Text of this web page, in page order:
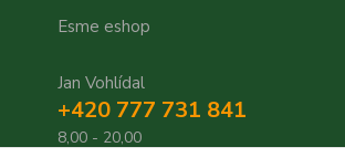
Esme eshop
Jan Vohlídal
+420 777 731 841
8,00 - 20,00